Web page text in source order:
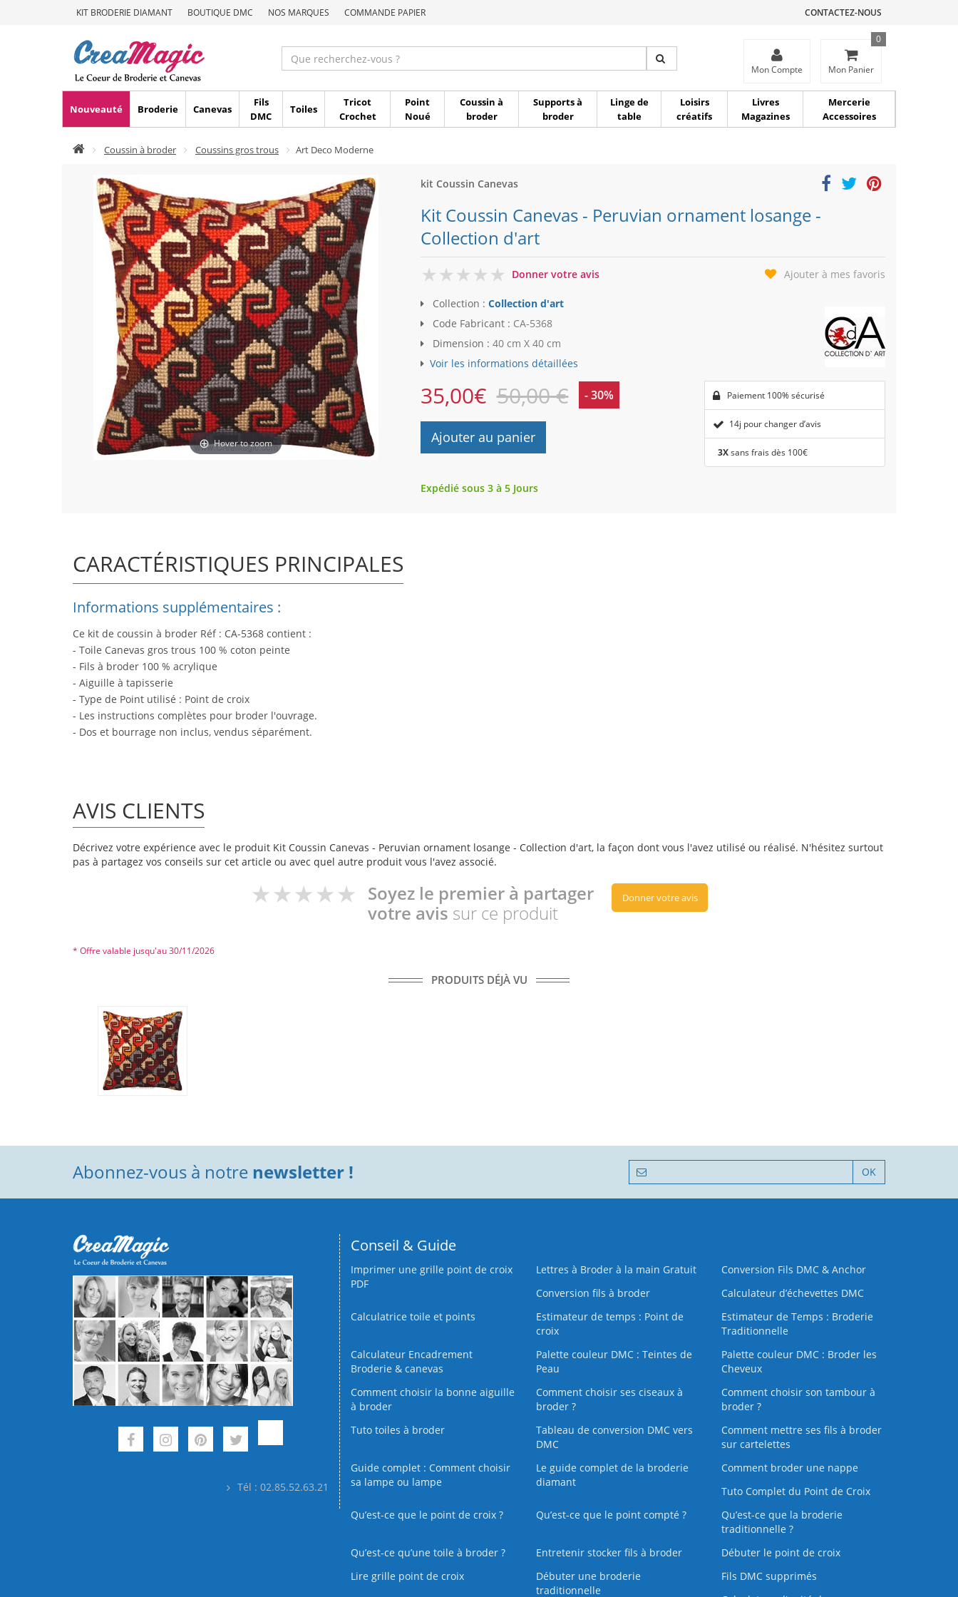
KIT BRODERIE DIAMANT BOUTIQUE DMC NOS MARQUES COMMANDE PAPIER CONTACTEZ-NOUS
Mon Compte Mon Panier
0
Nouveauté Broderie Canevas
Fils
DMC
Toiles
Tricot
Crochet
Point
Noué
Coussin à
broder
Supports à
broder
Linge de
table
Loisirs
créatifs
Livres
Magazines
Mercerie
Accessoires
Coussin à broder Coussins gros trous Art Deco Moderne
Hover to zoom
kit Coussin Canevas
Kit Coussin Canevas - Peruvian ornament losange -
Collection d'art
0
Donner votre avis Ajouter à mes favoris
Collection : Collection d'art
Code Fabricant : CA-5368
Dimension : 40 cm X 40 cm
Voir les informations détaillées
35,00€ 50,00 € - 30%
Ajouter au panier
Paiement 100% sécurisé
14j pour changer d’avis
3Xsans frais dès 100€
Expédié sous 3 à 5 Jours
CARACTÉRISTIQUES PRINCIPALES
Informations supplémentaires :
Ce kit de coussin à broder Réf : CA-5368 contient :
- Toile Canevas gros trous 100 % coton peinte
- Fils à broder 100 % acrylique
- Aiguille à tapisserie
- Type de Point utilisé : Point de croix
- Les instructions complètes pour broder l'ouvrage.
- Dos et bourrage non inclus, vendus séparément.
AVIS CLIENTS
Décrivez votre expérience avec le produit Kit Coussin Canevas - Peruvian ornament losange - Collection d'art, la façon dont vous l'avez utilisé ou réalisé. N'hésitez surtout
pas à partagez vos conseils sur cet article ou avec quel autre produit vous l'avez associé.
Soyez le premier à partager
votre avis sur ce produit
Donner votre avis
* Offre valable jusqu'au 30/11/2026
PRODUITS DÉJÀ VU
Abonnez-vous à notre newsletter ! OK
Tél : 02.85.52.63.21
Conseil & Guide
Imprimer une grille point de croix
PDF
Lettres à Broder à la main Gratuit
Conversion Fils DMC & Anchor
Conversion fils à broder
Calculateur d’échevettes DMC
Calculatrice toile et points
Estimateur de temps : Point de
croix
Estimateur de Temps : Broderie
Traditionnelle
Calculateur Encadrement
Broderie & canevas
Palette couleur DMC : Teintes de
Peau
Palette couleur DMC : Broder les
Cheveux
Comment choisir la bonne aiguille
à broder
Comment choisir ses ciseaux à
broder ?
Comment choisir son tambour à
broder ?
Tuto toiles à broder
Tableau de conversion DMC vers
DMC
Comment mettre ses fils à broder
sur cartelettes
Guide complet : Comment choisir
sa lampe ou lampe
Le guide complet de la broderie
diamant
Comment broder une nappe
Tuto Complet du Point de Croix
Qu’est-ce que le point de croix ?
Qu’est-ce que le point compté ?
Qu’est-ce que la broderie
traditionnelle ?
Qu’est‑ce qu’une toile à broder ?
Entretenir stocker fils à broder
Débuter le point de croix
Lire grille point de croix
Débuter une broderie
traditionnelle
Fils DMC supprimés